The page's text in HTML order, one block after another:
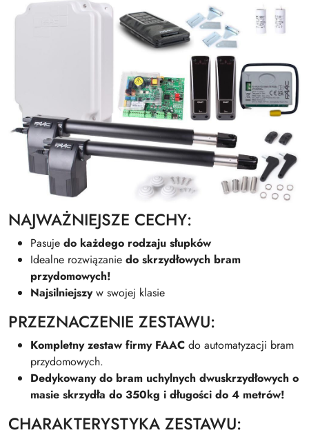
NAJWAŻNIEJSZE CECHY:
Pasuje do każdego rodzaju słupków
Idealne rozwiązanie do skrzydłowych bram
przydomowych!
Najsilniejszyw swojej klasie
PRZEZNACZENIE ZESTAWU:
Kompletny zestaw firmy FAAC do automatyzacji bram
przydomowych.
Dedykowany do bram uchylnych dwuskrzydłowych o
masie skrzydła do 350kg i długości do 4 metrów!
CHARAKTERYSTYKA ZESTAWU: